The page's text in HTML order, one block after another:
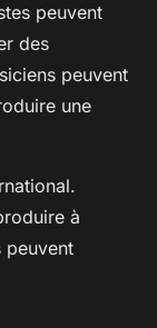
peuvent
des
peuvent
une
à
peuvent